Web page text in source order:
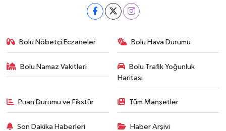
Bolu Nöbetçi Eczaneler Bolu Hava Durumu
Bolu Namaz Vakitleri
Bolu Trafik Yoğunluk
Haritası
Puan Durumu ve Fikstür Tüm Manşetler
Son Dakika Haberleri Haber Arşivi